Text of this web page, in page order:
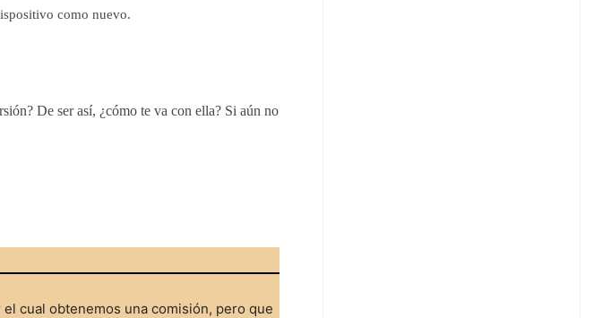
como nuevo.
De ser así, ¿cómo te va con ella? Si aún no
cual obtenemos una comisión, pero que